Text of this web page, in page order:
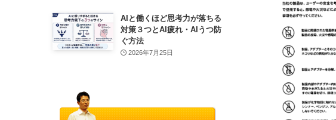
AIと働くほど思考力が落ちる
対策３つとAI疲れ・AIうつ防
ぐ方法
2026年7月25日